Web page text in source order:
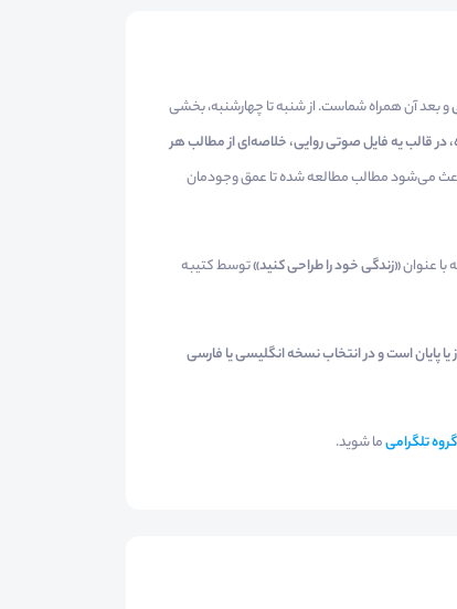
و بعد آن همراه شماست. از شنبه تا چهارشنبه، بخشی
در قالب یه فایل صوتی روایی، خلاصه‌ای از مطالب هر
می‌شود مطالب مطالعه شده تا عمق وجودمان
با عنوان«زندگی خود را طراحی کنید»توسط کتیبه
پایان است و در انتخاب نسخه انگلیسی یا فارسی
تلگرامیما شوید.